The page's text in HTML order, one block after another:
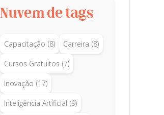
Nuvem de tags
Capacitação (8) Carreira (8)
Cursos Gratuitos (7)
Inovação (17)
Inteligência Artificial (9)